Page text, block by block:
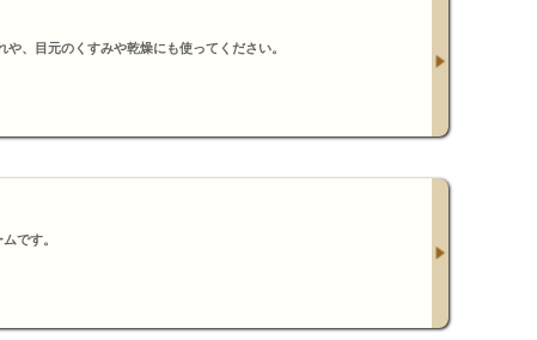
、目元のくすみや乾燥にも使ってください。
です。